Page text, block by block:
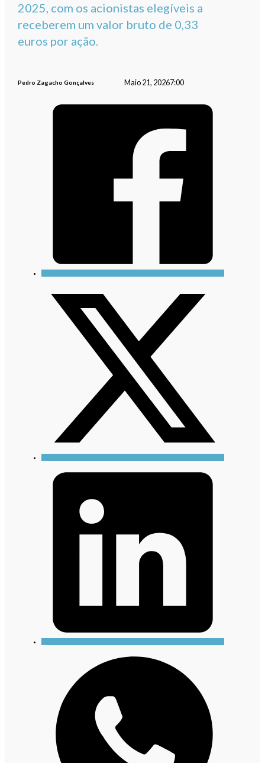
2025, com os acionistas elegíveis a
receberem um valor bruto de 0,33
euros por ação.
Pedro Zagacho Gonçalves Maio 21, 20267:00